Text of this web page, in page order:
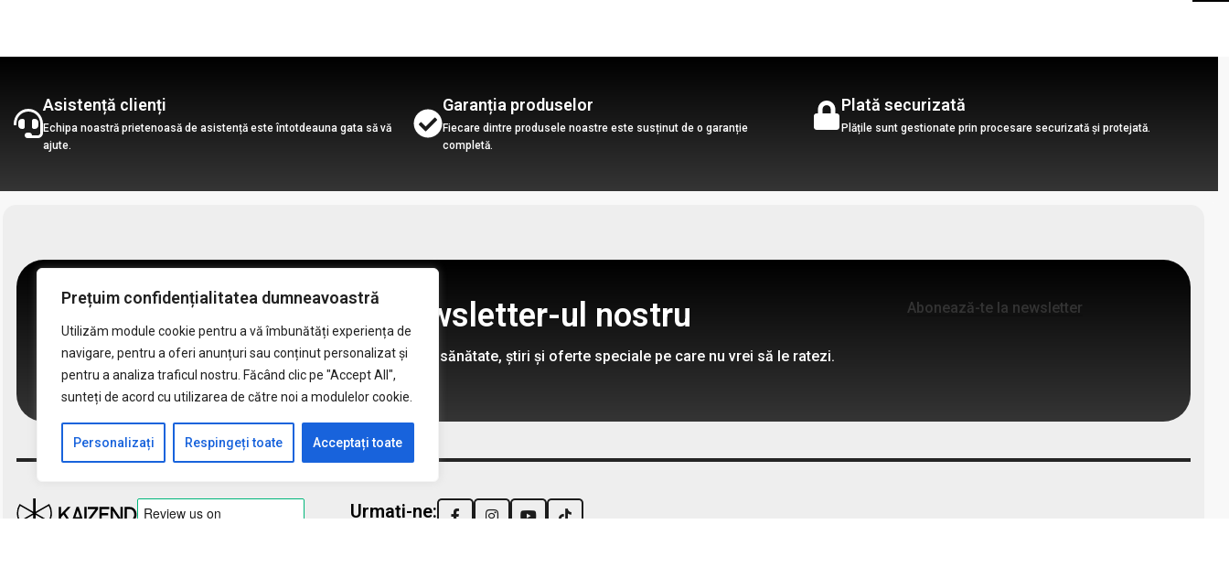
Prețuim confidențialitatea dumneavoastră
Utilizăm module cookie pentru a vă îmbunătăți experiența de
navigare, pentru a oferi anunțuri sau conținut personalizat și
pentru a analiza traficul nostru. Făcând clic pe "Accept All",
sunteți de acord cu utilizarea de către noi a modulelor cookie.
Personalizați Respingeți toate Acceptați toate
Asistență clienți
Echipa noastră prietenoasă de asistență este întotdeauna gata să vă
ajute.
Garanția produselor
Fiecare dintre produsele noastre este susținut de o garanție
completă.
Plată securizată
Plățile sunt gestionate prin procesare securizată și protejată.
Abonează-te la newsletter-ul nostru
Primește cele mai recente sfaturi despre sănătate, știri și oferte speciale pe care nu vrei să le ratezi.
Abonează-te la newsletter
Urmați-ne: